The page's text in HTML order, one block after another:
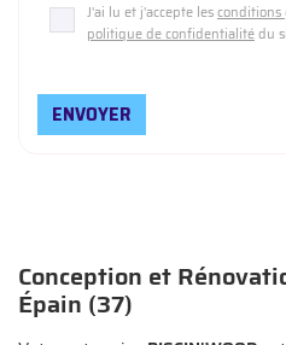
J'ai lu et j'accepte lesconditions
politique de confidentialitédu
ENVOYER
Conception et
Épain (37)